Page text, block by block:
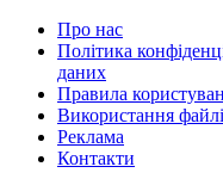
Про нас
Політика
даних
Правила
Використання
Реклама
Контакти